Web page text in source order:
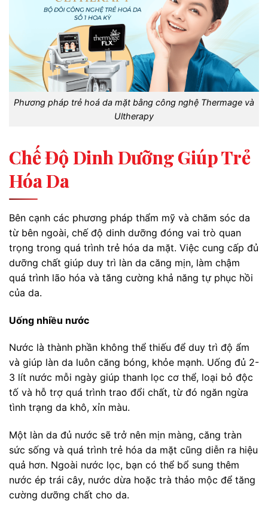
Phương pháp trẻ hoá da mặt bằng công nghệ Thermage và
Ultherapy
Chế Độ Dinh Dưỡng Giúp Trẻ
Hóa Da
Bên cạnh các phương pháp thẩm mỹ và chăm sóc da
từ bên ngoài, chế độ dinh dưỡng đóng vai trò quan
trọng trong quá trình trẻ hóa da mặt. Việc cung cấp đủ
dưỡng chất giúp duy trì làn da căng mịn, làm chậm
quá trình lão hóa và tăng cường khả năng tự phục hồi
của da.
Uống nhiều nước
Nước là thành phần không thể thiếu để duy trì độ ẩm
và giúp làn da luôn căng bóng, khỏe mạnh. Uống đủ 2-
3 lít nước mỗi ngày giúp thanh lọc cơ thể, loại bỏ độc
tố và hỗ trợ quá trình trao đổi chất, từ đó ngăn ngừa
tình trạng da khô, xỉn màu.
Một làn da đủ nước sẽ trở nên mịn màng, căng tràn
sức sống và quá trình trẻ hóa da mặt cũng diễn ra hiệu
quả hơn. Ngoài nước lọc, bạn có thể bổ sung thêm
nước ép trái cây, nước dừa hoặc trà thảo mộc để tăng
cường dưỡng chất cho da.